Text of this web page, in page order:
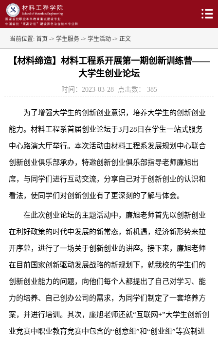
当前位置: 首页 -> 学生服务 -> 学生活动 -> 正文
【材料缔造】材料工程系开展第一期创新训练营——
大学生创业论坛
时间：2023-03-28 点击数： 385
为了增强大学生的创新创业意识，培养大学生的创新创业
能力。材料工程系首届创业论坛于3月28日在学生一站式服务
中心路演大厅举行。本次活动由材料工程系发展规划中心联合
创新创业俱乐部承办，特邀创新创业俱乐部指导老师廉旭出
席，与同学们进行互动交流，分享自己对于创新创业的认识和
看法，使同学们对创新创业有了更深刻的了解与体会。
在此次创业论坛的主题活动中，廉旭老师首先以创新创业
在利好政策的时代中发展的新常态，新机遇，经济新形势来拉
开序幕，进行了一场关于创新创业的讲座。接下来，廉旭老师
在目前国家创新驱动发展战略的新规划下，就我校的学生们的
创新创业能力的问题，向他们每个人都提出了自己对学习、能
力的培养、自己创办公司的需求，为同学们制定了一套培养方
案，并进行培训。其次，廉旭老师还就“互联网+”大学生创新创
业竞赛中职业教育竞赛中包含的“创意组”和“创业组”等赛制进